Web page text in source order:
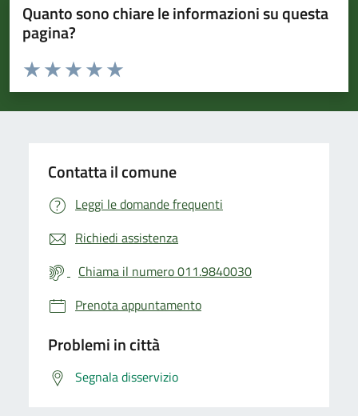
Quanto sono chiare le informazioni su questa
pagina?
Valuta da 1 a 5 stelle la pagina
Valuta 5 stelle su 5
Valuta 4 stelle su 5
Valuta 3 stelle su 5
Valuta 2 stelle su 5
Valuta 1 stelle su 5
Contatta il comune
Leggi le domande frequenti
Richiedi assistenza
Chiama il numero 011.9840030
Prenota appuntamento
Problemi in città
Segnala disservizio